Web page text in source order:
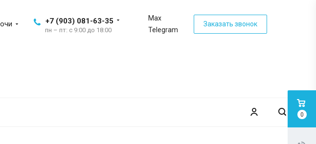
+7 (903) 081-63-35
пн – пт: с 9:00 до 18:00
Max
Telegram
Заказать звонок
0